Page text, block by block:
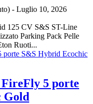
- Luglio 10, 2026
125 CV S&S ST-Line
Parking Pack Pelle
Ruoti...
5 porte
Gold